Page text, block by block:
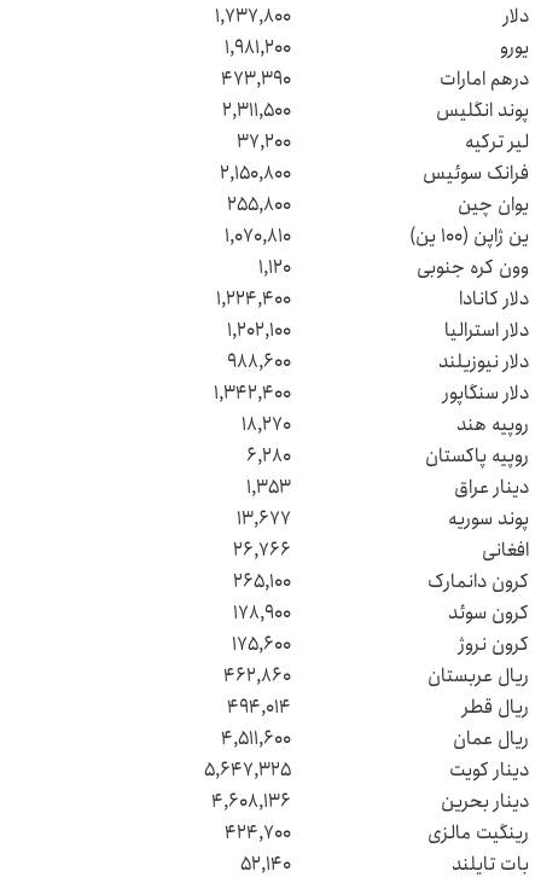
دلار
۱,۷۳۷,۸۰۰
یورو
۱,۹۸۱,۲۰۰
درهم امارات
۴۷۳,۳۹۰
پوند انگلیس
۲,۳۱۱,۵۰۰
لیر ترکیه
۳۷,۲۰۰
فرانک سوئیس
۲,۱۵۰,۸۰۰
یوان چین
۲۵۵,۸۰۰
ین ژاپن (۱۰۰ ین)
۱,۰۷۰,۸۱۰
وون کره جنوبی
۱,۱۲۰
دلار کانادا
۱,۲۲۴,۴۰۰
دلار استرالیا
۱,۲۰۲,۱۰۰
دلار نیوزیلند
۹۸۸,۶۰۰
دلار سنگاپور
۱,۳۴۲,۴۰۰
روپیه هند
۱۸,۲۷۰
روپیه پاکستان
۶,۲۸۰
دینار عراق
۱,۳۵۳
پوند سوریه
۱۳,۶۷۷
افغانی
۲۶,۷۶۶
کرون دانمارک
۲۶۵,۱۰۰
کرون سوئد
۱۷۸,۹۰۰
کرون نروژ
۱۷۵,۶۰۰
ریال عربستان
۴۶۲,۸۶۰
ریال قطر
۴۹۴,۰۱۴
ریال عمان
۴,۵۱۱,۶۰۰
دینار کویت
۵,۶۴۷,۳۲۵
دینار بحرین
۴,۶۰۸,۱۳۶
رینگیت مالزی
۴۲۴,۷۰۰
بات تایلند
۵۲,۱۴۰